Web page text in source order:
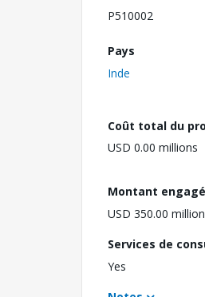
P510002
Pays
Inde
Coût total du
USD 0.00 millions
Montant engagé
USD 350.00
Services de
Yes